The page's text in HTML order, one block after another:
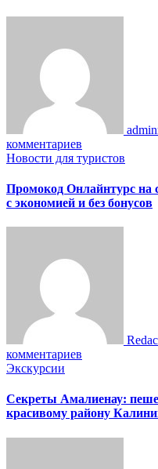
комментариев
Новости для туристов
Промокод Онлайнтурс на
с экономией и без бонусов
комментариев
Экскурсии
Секреты Амалиенау:
красивому району